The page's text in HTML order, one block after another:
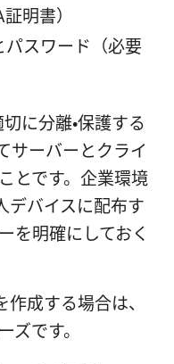
明書）
スワード（必要
に分離・保護する
サーバーとクライ
とです。企業環境
デバイスに配布す
を明確にしておく
成する場合は、
ズです。